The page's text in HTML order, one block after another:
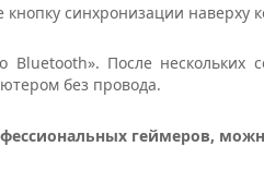
синхронизации наверху
После нескольких
без провода.
геймеров,